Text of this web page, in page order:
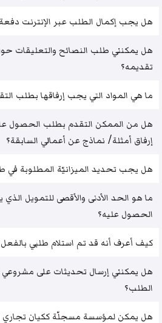
هل يجب إكمال الطلب عبر الإنترنت
هل يمكنني طلب النصائح والتعليقات
تقديمه؟
ما هي المواد التي يجب إرفاقها بطلب
هل من الممكن التقدم بطلب الحصول
إرفاق أمثلة/ نماذج عن أعمالي السابقة؟
هل يجب تحديد الميزانيّة المطلوبة في
ما هو الحد الأدنى والأقصى للتمويل
الحصول عليه؟
كيف أعرف أنه قد تم استلام طلبي
هل يمكنني إرسال تحديثات على
الطلب؟
هل يمكن لمؤسسة مسجلّة ككيان